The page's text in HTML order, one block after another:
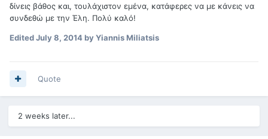
δίνεις βάθος και, τουλάχιστον εμένα, κατάφερες να με κάνεις να
συνδεθώ με την Έλη. Πολύ καλό!
EditedJuly 8, 2014by Yiannis Miliatsis
Quote
2 weeks later...